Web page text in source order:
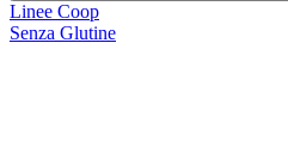
Linee Coop
Senza Glutine